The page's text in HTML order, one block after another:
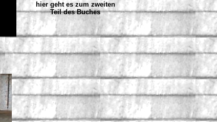
hier geht es zum zweiten
Teil des Buches